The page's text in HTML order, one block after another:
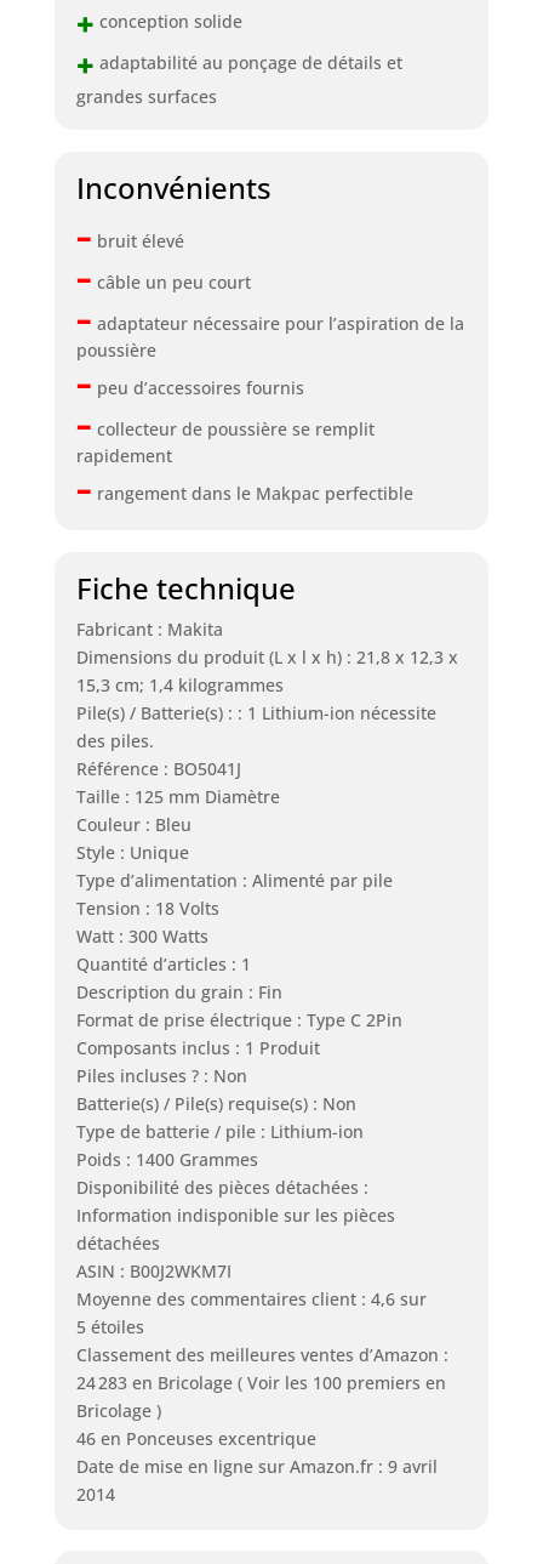
+ conception solide
+ adaptabilité au ponçage de détails et
grandes surfaces
Inconvénients
– bruit élevé
– câble un peu court
– adaptateur nécessaire pour l’aspiration de la
poussière
– peu d’accessoires fournis
– collecteur de poussière se remplit
rapidement
– rangement dans le Makpac perfectible
Fiche technique
Fabricant : Makita
Dimensions du produit (L x l x h) : 21,8 x 12,3 x
15,3 cm; 1,4 kilogrammes
Pile(s) / Batterie(s) : : 1 Lithium-ion nécessite
des piles.
Référence : BO5041J
Taille : 125 mm Diamètre
Couleur : Bleu
Style : Unique
Type d’alimentation : Alimenté par pile
Tension : 18 Volts
Watt : 300 Watts
Quantité d’articles : 1
Description du grain : Fin
Format de prise électrique : Type C 2Pin
Composants inclus : 1 Produit
Piles incluses ? : Non
Batterie(s) / Pile(s) requise(s) : Non
Type de batterie / pile : Lithium-ion
Poids : 1400 Grammes
Disponibilité des pièces détachées :
Information indisponible sur les pièces
détachées
ASIN : B00J2WKM7I
Moyenne des commentaires client : 4,6 sur
5 étoiles
Classement des meilleures ventes d’Amazon :
24 283 en Bricolage ( Voir les 100 premiers en
Bricolage )
46 en Ponceuses excentrique
Date de mise en ligne sur Amazon.fr : 9 avril
2014